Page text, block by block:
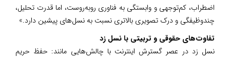
اضطراب، کم‌توجهی و وابستگی به فناوری روبه‌روست، اما قدرت تحلیل،
چندوظیفگی و درک تصویری بالاتری نسبت به نسل‌های پیشین دارد.»
تفاوت‌های حقوقی و تربیتی با نسل زد
نسل زد در عصر گسترش اینترنت با چالش‌هایی مانند: حفظ حریم